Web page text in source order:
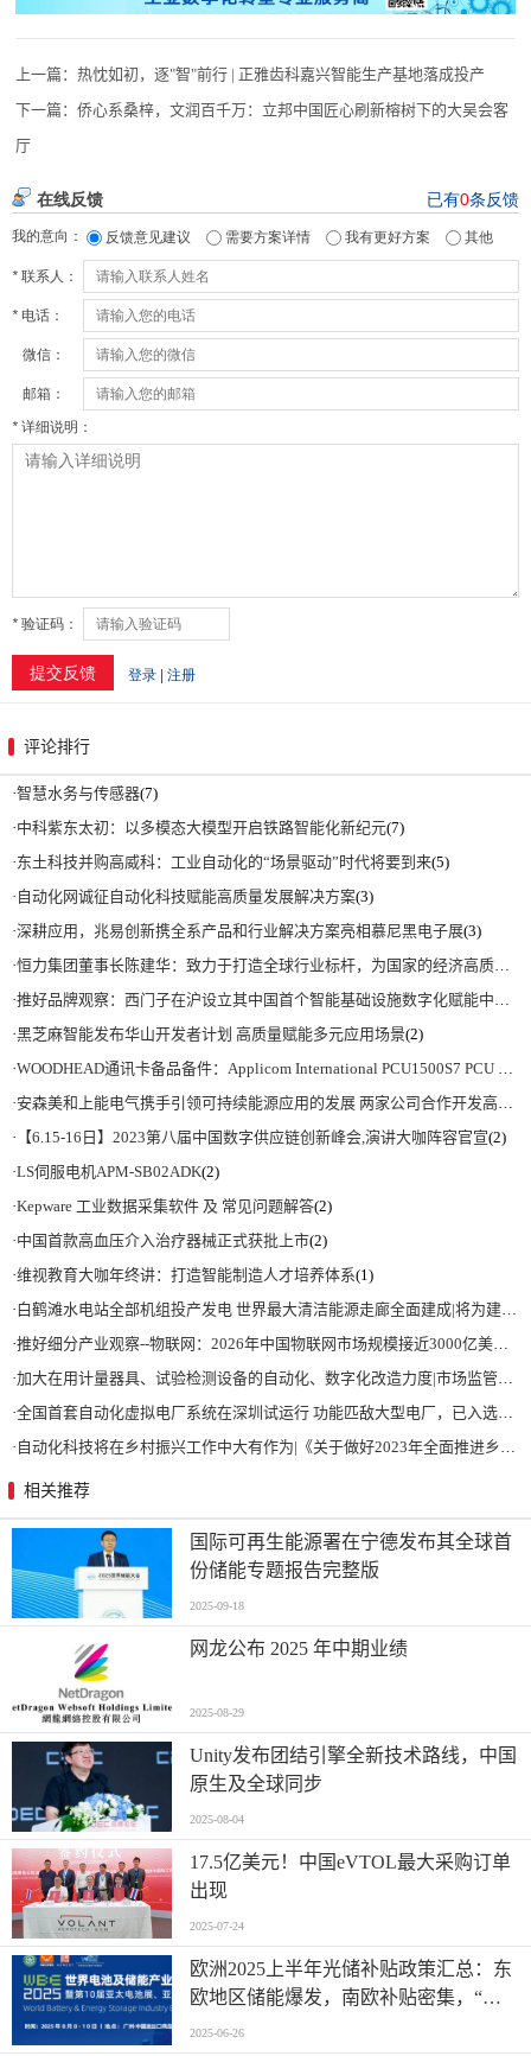
上一篇：热忱如初，逐"智"前行 | 正雅齿科嘉兴智能生产基地落成投产
下一篇：侨心系桑梓，文润百千万：立邦中国匠心刷新榕树下的大吴会客
厅
评论排行
·智慧水务与传感器(7)
·中科紫东太初：以多模态大模型开启铁路智能化新纪元(7)
·东土科技并购高威科：工业自动化的“场景驱动”时代将要到来(5)
· 自动化网诚征自动化科技赋能高质量发展解决方案(3)
·深耕应用，兆易创新携全系产品和行业解决方案亮相慕尼黑电子展(3)
·恒力集团董事长陈建华：致力于打造全球行业标杆，为国家的经济高质量发展贡献更大力量|上海电气集团党委书记、董事长吴磊来访
·推好品牌观察：西门子在沪设立其中国首个智能基础设施数字化赋能中心
·黑芝麻智能发布华山开发者计划 高质量赋能多元应用场景(2)
·WOODHEAD通讯卡备品备件：Applicom International PCU1500S7 PCU 1500 S7 V4.5.0
·安森美和上能电气携手引领可持续能源应用的发展 两家公司合作开发高性能储能和太阳能组串式逆变器方案 以实现可持续的未来
· 【6.15-16日】2023第八届中国数字供应链创新峰会,演讲大咖阵容官宣(2)
·LS伺服电机APM-SB02ADK(2)
·Kepware 工业数据采集软件 及 常见问题解答(2)
·中国首款高血压介入治疗器械正式获批上市(2)
·维视教育大咖年终讲：打造智能制造人才培养体系(1)
·白鹤滩水电站全部机组投产发电 世界最大清洁能源走廊全面建成|将为建设新型能源体系、保障国家能源安全、实现“双碳”目标提供有力支撑
·推好细分产业观察--物联网：2026年中国物联网市场规模接近3000亿美元 智慧工厂、智慧城市、智慧电网等将占60%以上
·加大在用计量器具、试验检测设备的自动化、数字化改造力度|市场监管总局 工业和信息化部 关于促进企业计量能力提升的指导意见
·全国首套自动化虚拟电厂系统在深圳试运行 功能匹敌大型电厂，已入选国际典型案例
· 自动化科技将在乡村振兴工作中大有作为|《关于做好2023年全面推进乡村振兴重点工作的意见》发布
相关推荐
国际可再生能源署在宁德发布其全球首
份储能专题报告完整版
2025-09-18
网龙公布 2025 年中期业绩
2025-08-29
Unity发布团结引擎全新技术路线，中国
原生及全球同步
2025-08-04
17.5亿美元！中国eVTOL最大采购订单
出现
2025-07-24
欧洲2025上半年光储补贴政策汇总：东
欧地区储能爆发，南欧补贴密集，“削
光补储”模式迅速扩张
2025-06-26